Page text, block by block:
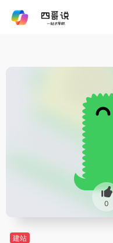
0
建站